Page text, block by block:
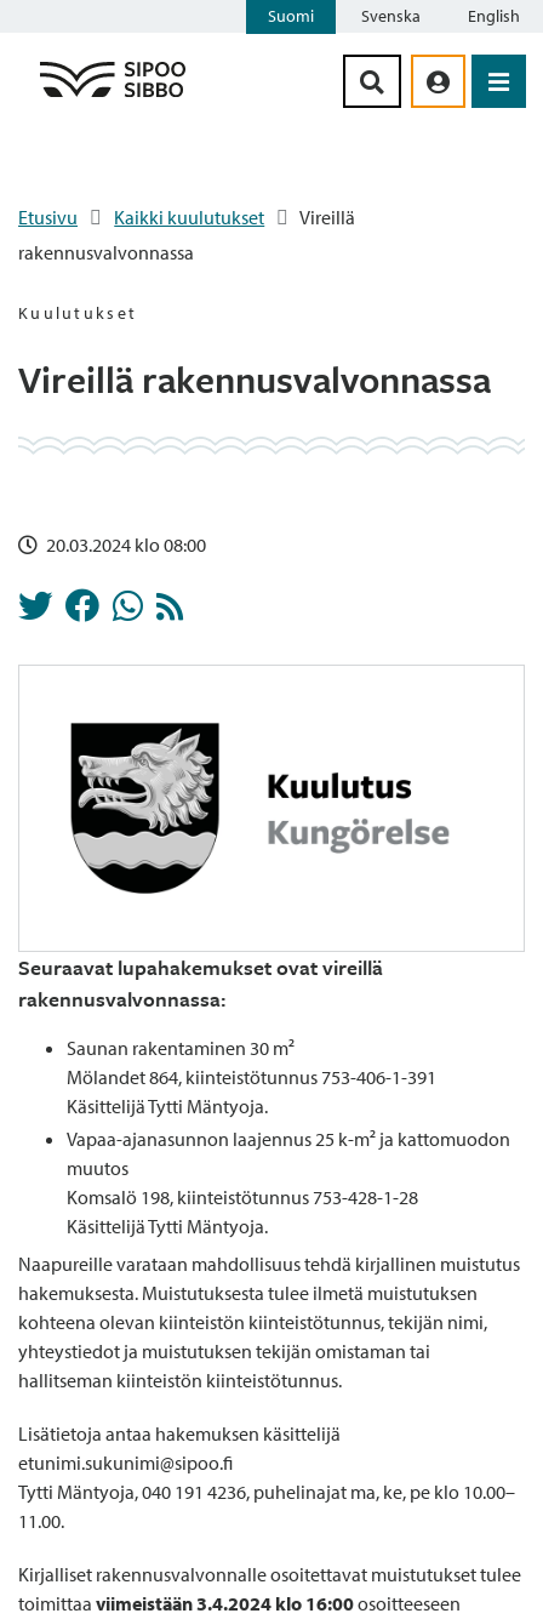
Suomi Svenska English
Etusivu Kaikki kuulutukset
Vireillä
rakennusvalvonnassa
Kuulutukset
Vireillä rakennusvalvonnassa
20.03.2024 klo 08:00
Seuraavat lupahakemukset ovat vireillä
rakennusvalvonnassa:
Saunan rakentaminen 30 m²
Mölandet 864, kiinteistötunnus 753-406-1-391
Käsittelijä Tytti Mäntyoja.
Vapaa-ajanasunnon laajennus 25 k-m² ja kattomuodon
muutos
Komsalö 198, kiinteistötunnus 753-428-1-28
Käsittelijä Tytti Mäntyoja.
Naapureille varataan mahdollisuus tehdä kirjallinen muistutus
hakemuksesta. Muistutuksesta tulee ilmetä muistutuksen
kohteena olevan kiinteistön kiinteistötunnus, tekijän nimi,
yhteystiedot ja muistutuksen tekijän omistaman tai
hallitseman kiinteistön kiinteistötunnus.
Lisätietoja antaa hakemuksen käsittelijä
etunimi.sukunimi@sipoo.fi
Tytti Mäntyoja, 040 191 4236, puhelinajat ma, ke, pe klo 10.00–
11.00.
Kirjalliset rakennusvalvonnalle osoitettavat muistutukset tulee
toimittaaviimeistään 3.4.2024 klo 16:00osoitteeseen